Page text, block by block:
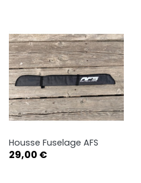
Housse Fuselage AFS
Prix
29,00 €